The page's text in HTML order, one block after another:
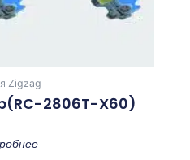
Zigzag
2806T-X60)